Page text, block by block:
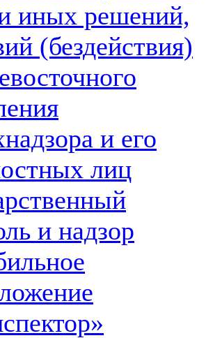
иных решений,
(бездействия)
и его
лиц
и надзор